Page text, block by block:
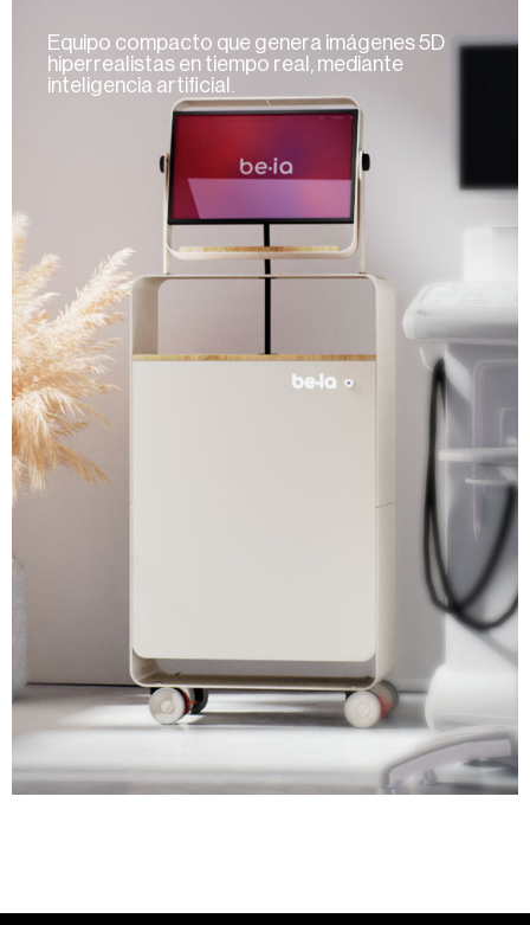
Equipo compacto que genera imágenes 5D
hiperrealistas en tiempo real, mediante
inteligencia artificial.